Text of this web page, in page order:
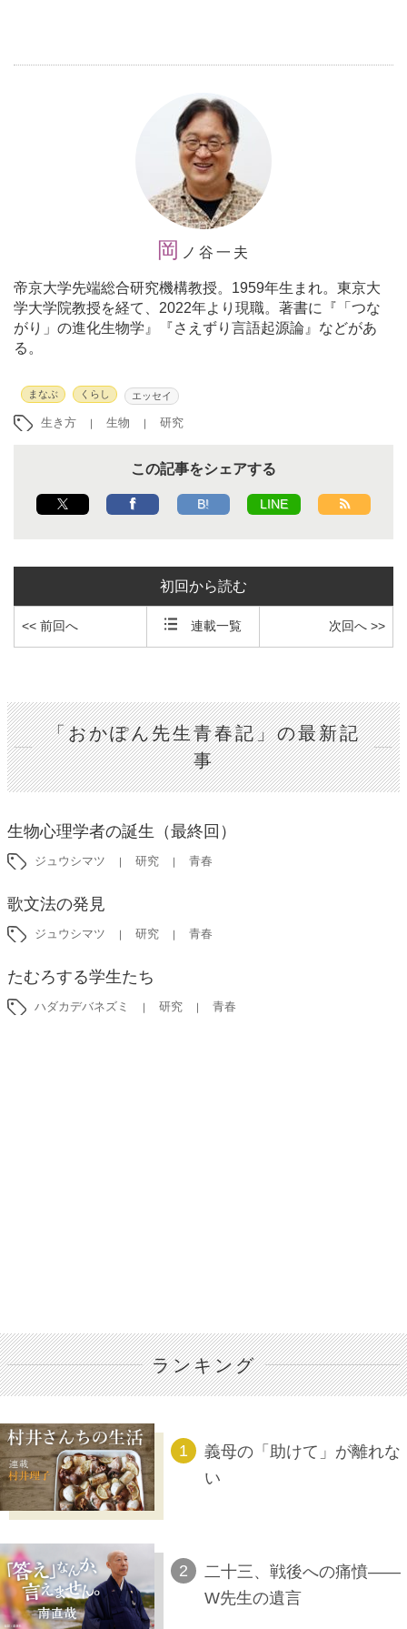
岡 ノ谷一夫
帝京大学先端総合研究機構教授。 1959年生まれ。東京大
学大学院教授を経て、2022年より現職。著書に『「つな
がり」の進化生物学』『さえずり言語起源論』などがあ
る。
まなぶ くらし エッセイ
生き方 生物 研究
この記事をシェアする
B! LINE
初回から読む
<< 前回へ 連載一覧 次回へ >>
「おかぽん先生青春記」の最新記
事
生物心理学者の誕生（最終回）
ジュウシマツ 研究 青春
歌文法の発見
ジュウシマツ 研究 青春
たむろする学生たち
ハダカデバネズミ 研究 青春
ランキング
義母の「助けて」が離れな
い
二十三、戦後への痛憤――
W先生の遺言